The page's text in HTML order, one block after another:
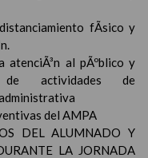
fÃ­sico y
atenciÃ³n al pÃºblico y
de actividades de
del AMPA
DEL ALUMNADO Y
LA JORNADA